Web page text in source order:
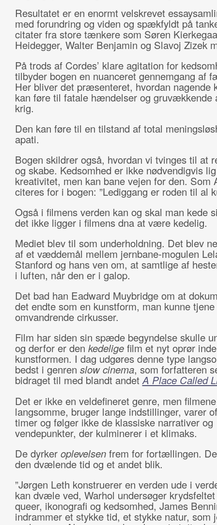
Resultatet er en enormt velskrevet
med forundring og viden og spækfyldt på
citater fra store tænkere som Søren
Heidegger, Walter Benjamin og Slavoj Zizek
På trods af Cordes’ klare agitation for
tilbyder bogen en nuanceret gennemgang af
Her bliver det præsenteret, hvordan nagende
kan føre til fatale hændelser og
krig.
Den kan føre til en tilstand af total
apati.
Bogen skildrer også, hvordan vi tvinges til at
og skabe. Kedsomhed er ikke nødvendigvis
kreativitet, men kan bane vejen for den. Som
citeres for i bogen: ”Lediggang er roden til al
Også i filmens verden kan og skal man kede
det ikke ligger i filmens dna at være kedelig.
Mediet blev til som underholdning. Det blev
af et væddemål mellem jernbane-mogulen
Stanford og hans ven om, at samtlige af
i luften, når den er i galop.
Det bad han Eadward Muybridge om at
det endte som en kunstform, man kunne
omvandrende cirkusser.
Film har siden sin spæde begyndelse skulle
og derfor er den kedeligefilm et nyt oprør
kunstformen. I dag udgøres denne type
bedst i genren slow cinema, som forfatteren
bidraget til med blandt andetA Place Called
Det er ikke en veldefineret genre, men
langsomme, bruger lange indstillinger, varer
timer og følger ikke de klassiske narrativer og
vendepunkter, der kulminerer i et klimaks.
De dyrker oplevelsenfrem for fortællingen.
den dvælende tid og et andet blik.
”Jørgen Leth konstruerer en verden ude i
kan dvæle ved, Warhol undersøger
queer, ikonografi og kedsomhed, James
indrammer et stykke tid, et stykke natur, som